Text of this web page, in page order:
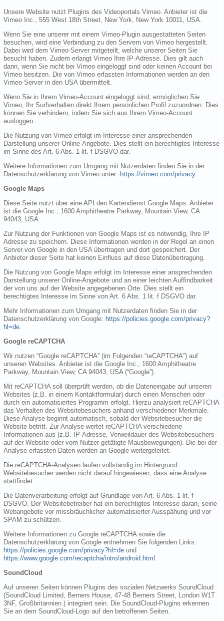
Unsere Website nutzt Plugins des Videoportals Vimeo. Anbieter ist die
Vimeo Inc., 555 West 18th Street, New York, New York 10011, USA.
Wenn Sie eine unserer mit einem Vimeo-Plugin ausgestatteten Seiten
besuchen, wird eine Verbindung zu den Servern von Vimeo hergestellt.
Dabei wird dem Vimeo-Server mitgeteilt, welche unserer Seiten Sie
besucht haben. Zudem erlangt Vimeo Ihre IP-Adresse. Dies gilt auch
dann, wenn Sie nicht bei Vimeo eingeloggt sind oder keinen Account bei
Vimeo besitzen. Die von Vimeo erfassten Informationen werden an den
Vimeo-Server in den USA übermittelt.
Wenn Sie in Ihrem Vimeo-Account eingeloggt sind, ermöglichen Sie
Vimeo, Ihr Surfverhalten direkt Ihrem persönlichen Profil zuzuordnen. Dies
können Sie verhindern, indem Sie sich aus Ihrem Vimeo-Account
ausloggen.
Die Nutzung von Vimeo erfolgt im Interesse einer ansprechenden
Darstellung unserer Online-Angebote. Dies stellt ein berechtigtes Interesse
im Sinne des Art. 6 Abs. 1 lit. f DSGVO dar.
Weitere Informationen zum Umgang mit Nutzerdaten finden Sie in der
Datenschutzerklärung von Vimeo unter: https://vimeo.com/privacy.
Google Maps
Diese Seite nutzt über eine API den Kartendienst Google Maps. Anbieter
ist die Google Inc., 1600 Amphitheatre Parkway, Mountain View, CA
94043, USA.
Zur Nutzung der Funktionen von Google Maps ist es notwendig, Ihre IP
Adresse zu speichern. Diese Informationen werden in der Regel an einen
Server von Google in den USA übertragen und dort gespeichert. Der
Anbieter dieser Seite hat keinen Einfluss auf diese Datenübertragung.
Die Nutzung von Google Maps erfolgt im Interesse einer ansprechenden
Darstellung unserer Online-Angebote und an einer leichten Auffindbarkeit
der von uns auf der Website angegebenen Orte. Dies stellt ein
berechtigtes Interesse im Sinne von Art. 6 Abs. 1 lit. f DSGVO dar.
Mehr Informationen zum Umgang mit Nutzerdaten finden Sie in der
Datenschutzerklärung von Google: https://policies.google.com/privacy?
hl=de
Google reCAPTCHA
Wir nutzen “Google reCAPTCHA” (im Folgenden “reCAPTCHA”) auf
unseren Websites. Anbieter ist die Google Inc., 1600 Amphitheatre
Parkway, Mountain View, CA 94043, USA (“Google”).
Mit reCAPTCHA soll überprüft werden, ob die Dateneingabe auf unseren
Websites (z.B. in einem Kontaktformular) durch einen Menschen oder
durch ein automatisiertes Programm erfolgt. Hierzu analysiert reCAPTCHA
das Verhalten des Websitebesuchers anhand verschiedener Merkmale.
Diese Analyse beginnt automatisch, sobald der Websitebesucher die
Website betritt. Zur Analyse wertet reCAPTCHA verschiedene
Informationen aus (z.B. IP-Adresse, Verweildauer des Websitebesuchers
auf der Website oder vom Nutzer getätigte Mausbewegungen). Die bei der
Analyse erfassten Daten werden an Google weitergeleitet.
Die reCAPTCHA-Analysen laufen vollständig im Hintergrund.
Websitebesucher werden nicht darauf hingewiesen, dass eine Analyse
stattfindet.
Die Datenverarbeitung erfolgt auf Grundlage von Art. 6 Abs. 1 lit. f
DSGVO. Der Websitebetreiber hat ein berechtigtes Interesse daran, seine
Webangebote vor missbräuchlicher automatisierter Ausspähung und vor
SPAM zu schützen.
Weitere Informationen zu Google reCAPTCHA sowie die
Datenschutzerklärung von Google entnehmen Sie folgenden Links:
https://policies.google.com/privacy?hl=de und
https://www.google.com/recaptcha/intro/android.html
SoundCloud
Auf unseren Seiten können Plugins des sozialen Netzwerks SoundCloud
(SoundCloud Limited, Berners House, 47-48 Berners Street, London W1T
3NF, Großbritannien.) integriert sein. Die SoundCloud-Plugins erkennen
Sie an dem SoundCloud-Logo auf den betroffenen Seiten.